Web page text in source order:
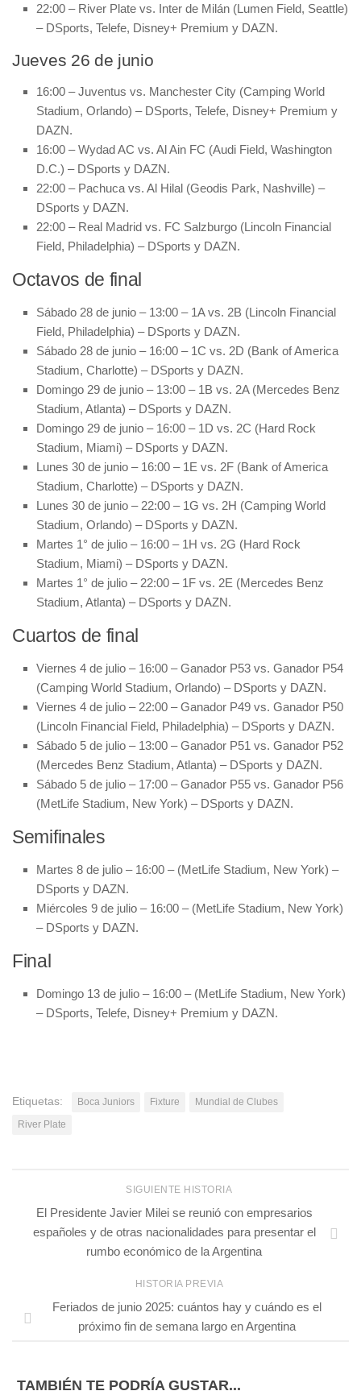
22:00 – River Plate vs. Inter de Milán (Lumen Field, Seattle)
– DSports, Telefe, Disney+ Premium y DAZN.
Jueves 26 de junio
16:00 – Juventus vs. Manchester City (Camping World
Stadium, Orlando) – DSports, Telefe, Disney+ Premium y
DAZN.
16:00 – Wydad AC vs. Al Ain FC (Audi Field, Washington
D.C.) – DSports y DAZN.
22:00 – Pachuca vs. Al Hilal (Geodis Park, Nashville) –
DSports y DAZN.
22:00 – Real Madrid vs. FC Salzburgo (Lincoln Financial
Field, Philadelphia) – DSports y DAZN.
Octavos de final
Sábado 28 de junio – 13:00 – 1A vs. 2B (Lincoln Financial
Field, Philadelphia) – DSports y DAZN.
Sábado 28 de junio – 16:00 – 1C vs. 2D (Bank of America
Stadium, Charlotte) – DSports y DAZN.
Domingo 29 de junio – 13:00 – 1B vs. 2A (Mercedes Benz
Stadium, Atlanta) – DSports y DAZN.
Domingo 29 de junio – 16:00 – 1D vs. 2C (Hard Rock
Stadium, Miami) – DSports y DAZN.
Lunes 30 de junio – 16:00 – 1E vs. 2F (Bank of America
Stadium, Charlotte) – DSports y DAZN.
Lunes 30 de junio – 22:00 – 1G vs. 2H (Camping World
Stadium, Orlando) – DSports y DAZN.
Martes 1° de julio – 16:00 – 1H vs. 2G (Hard Rock
Stadium, Miami) – DSports y DAZN.
Martes 1° de julio – 22:00 – 1F vs. 2E (Mercedes Benz
Stadium, Atlanta) – DSports y DAZN.
Cuartos de final
Viernes 4 de julio – 16:00 – Ganador P53 vs. Ganador P54
(Camping World Stadium, Orlando) – DSports y DAZN.
Viernes 4 de julio – 22:00 – Ganador P49 vs. Ganador P50
(Lincoln Financial Field, Philadelphia) – DSports y DAZN.
Sábado 5 de julio – 13:00 – Ganador P51 vs. Ganador P52
(Mercedes Benz Stadium, Atlanta) – DSports y DAZN.
Sábado 5 de julio – 17:00 – Ganador P55 vs. Ganador P56
(MetLife Stadium, New York) – DSports y DAZN.
Semifinales
Martes 8 de julio – 16:00 – (MetLife Stadium, New York) –
DSports y DAZN.
Miércoles 9 de julio – 16:00 – (MetLife Stadium, New York)
– DSports y DAZN.
Final
Domingo 13 de julio – 16:00 – (MetLife Stadium, New York)
– DSports, Telefe, Disney+ Premium y DAZN.
Etiquetas: Boca Juniors Fixture
Mundial de Clubes
River Plate
SIGUIENTE HISTORIA
El Presidente Javier Milei se reunió con empresarios
españoles y de otras nacionalidades para presentar el
rumbo económico de la Argentina
HISTORIA PREVIA
Feriados de junio 2025: cuántos hay y cuándo es el
próximo fin de semana largo en Argentina
TAMBIÉN TE PODRÍA GUSTAR...